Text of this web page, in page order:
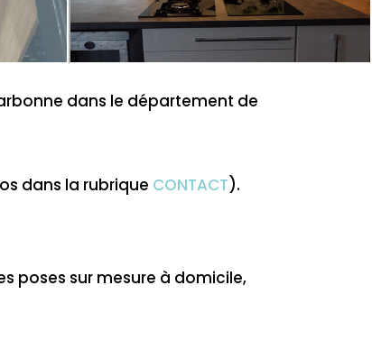
dans le département de
dans la rubrique CONTACT).
poses sur mesure à domicile,